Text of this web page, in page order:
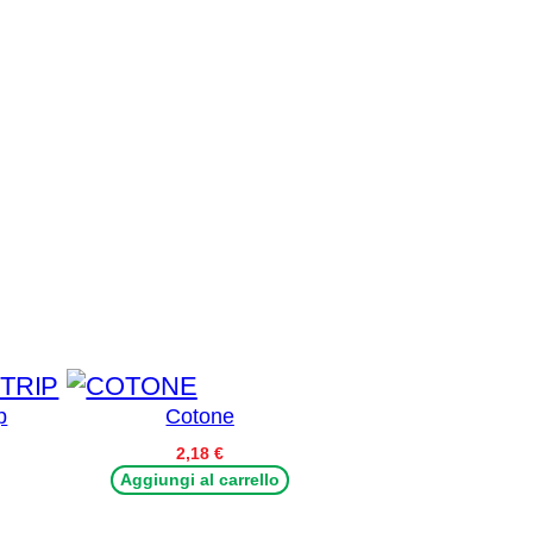
Cotone
2,18 €
Aggiungi al carrello